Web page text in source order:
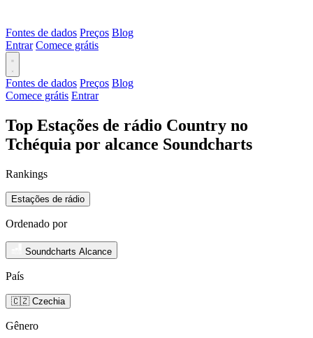
Fontes de dados Preços Blog
Entrar Comece grátis
Fontes de dados Preços Blog
Comece grátis Entrar
Top Estações de rádio Country no
Tchéquia por alcance Soundcharts
Rankings
Estações de rádio
Ordenado por
Soundcharts Alcance
País
🇨🇿 Czechia
Gênero